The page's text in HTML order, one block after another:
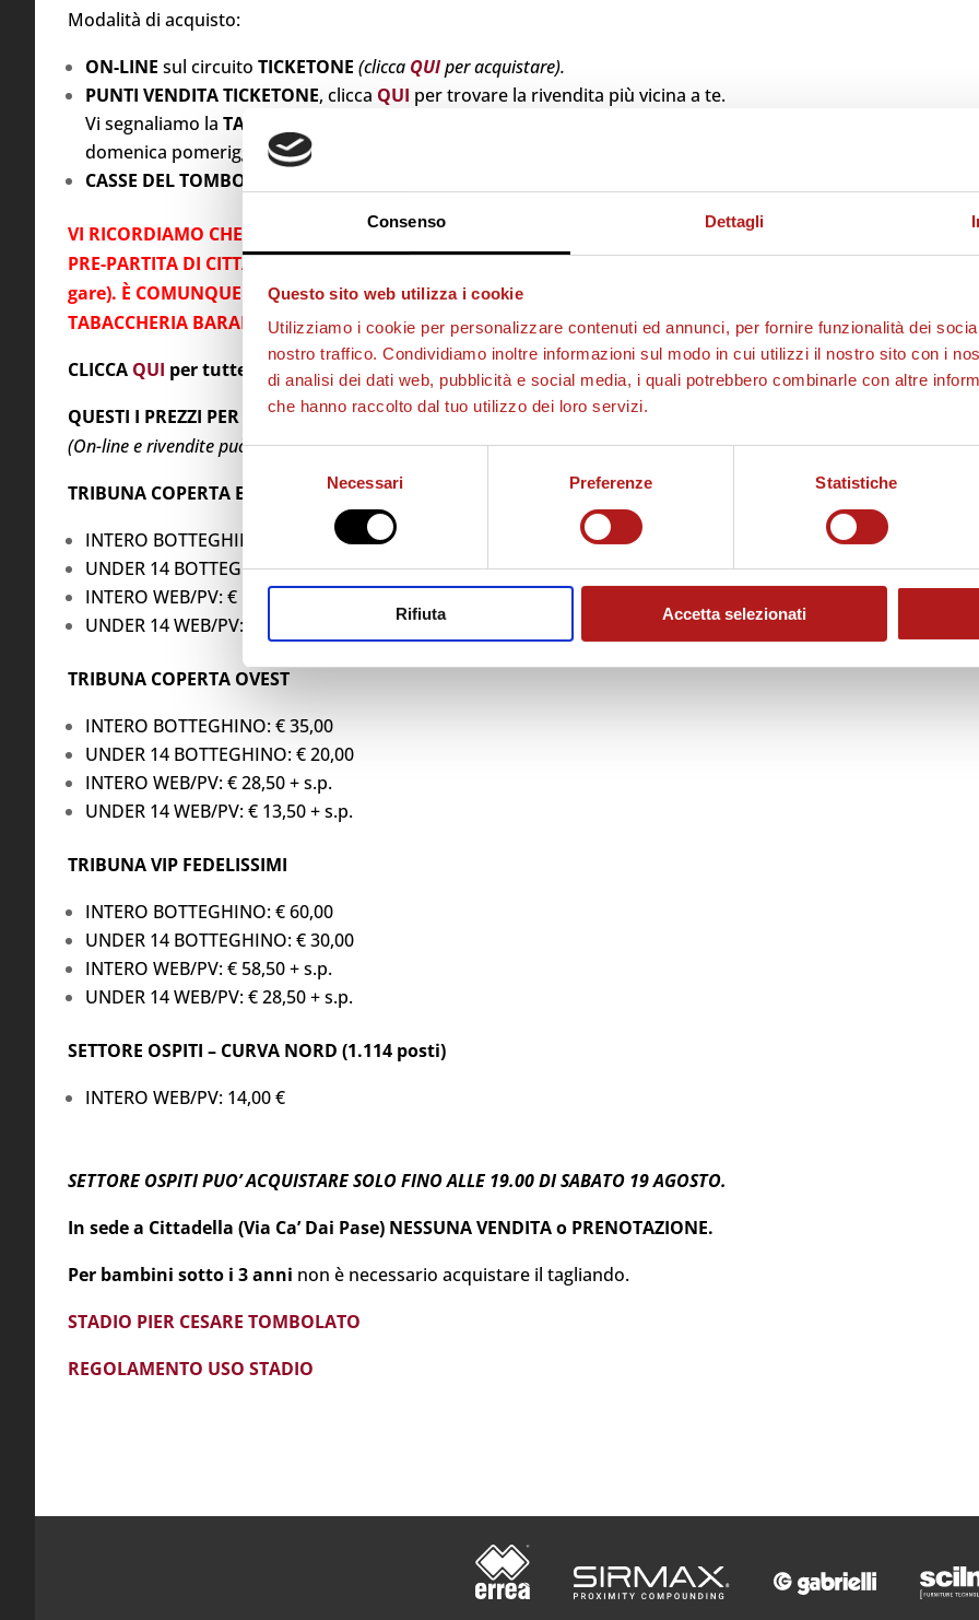
Consenso Dettagli
Questo sito web utilizza i cookie
Utilizziamo i cookie per personalizzare contenuti ed annunci, per fornire funzionalità dei
nostro traffico. Condividiamo inoltre informazioni sul modo in cui utilizzi il nostro sito con i
di analisi dei dati web, pubblicità e social media, i quali potrebbero combinarle con altre
che hanno raccolto dal tuo utilizzo dei loro servizi.
Selezione
del
Necessari Preferenze Statistiche
Rifiuta Accetta selezionati
Modalità di acquisto:
ON-LINE sul circuito TICKETONE (clicca QUIper acquistare).
PUNTI VENDITA TICKETONE, clicca QUI per trovare la rivendita più vicina a te.
Vi segnaliamo la TABACCHERIA BARALDO
domenica pomeriggio.
CASSE DEL TOMBOLATO: SOLO IL GIORNO GARA A PARTIRE DALLE ORE 18.30.
VI RICORDIAMO CHE SARÀ POSSIBILE ABBONARSI ALLA STAGIONE ALLE CASSE DEL TOMBOLATO ANCHE
PRE-PARTITA DI CITTADELLA – REGGIANA (19 gare) e della successiva gara casalinga contro il VENEZIA (18
gare). È COMUNQUE SEMPRE CONSIGLIABILE ABBONARSI COMODAMENTE ON-LINE O PRESSO LA
TABACCHERIA BARALDO IN CENTRO A CITTADELLA PER EVITARE CODE AI BOTTEGHINI DEL TOMBOLATO.
CLICCA QUI per tutte le info sugli abbonamenti o per accedere direttamente al link su Ticketone.
QUESTI I PREZZI PER IL MATCH CONTRO LA REGGIANA:
(On-line e rivendite può essere applicato un costo di commissione carta di credito di € 1,50)
TRIBUNA COPERTA EST
INTERO BOTTEGHINO: € 14,00
UNDER 14 BOTTEGHINO: € 7,00
INTERO WEB/PV: € 10,00 + s.p.
UNDER 14 WEB/PV: € 4,50 + s.p.
TRIBUNA COPERTA OVEST
INTERO BOTTEGHINO: € 35,00
UNDER 14 BOTTEGHINO: € 20,00
INTERO WEB/PV: € 28,50 + s.p.
UNDER 14 WEB/PV: € 13,50 + s.p.
TRIBUNA VIP FEDELISSIMI
INTERO BOTTEGHINO: € 60,00
UNDER 14 BOTTEGHINO: € 30,00
INTERO WEB/PV: € 58,50 + s.p.
UNDER 14 WEB/PV: € 28,50 + s.p.
SETTORE OSPITI – CURVA NORD (1.114 posti)
INTERO WEB/PV: 14,00 €
SETTORE OSPITI PUO’ ACQUISTARE SOLO FINO ALLE 19.00 DI SABATO 19 AGOSTO.
In sede a Cittadella (Via Ca’ Dai Pase) NESSUNA VENDITA o PRENOTAZIONE.
Per bambini sotto i 3 anni non è necessario acquistare il tagliando.
STADIO PIER CESARE TOMBOLATO
REGOLAMENTO USO STADIO